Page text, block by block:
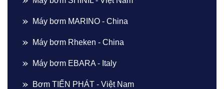
Máy bơm MARINO - China
Máy bơm Rheken - China
Máy bơm EBARA - Italy
Bơm TIẾN PHÁT - Việt Nam